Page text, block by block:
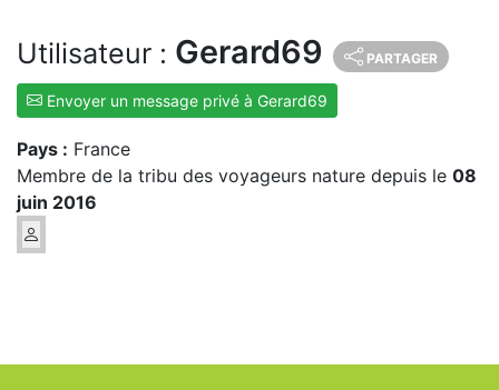
Utilisateur : Gerard69 PARTAGER
Envoyer un message privé à Gerard69
Pays : France
Membre de la tribu des voyageurs nature depuis le 08
juin 2016